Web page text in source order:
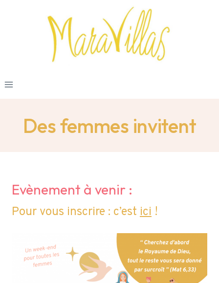
Des femmes invitent
Evènement à venir :
Pour vous inscrire : c’est ici !